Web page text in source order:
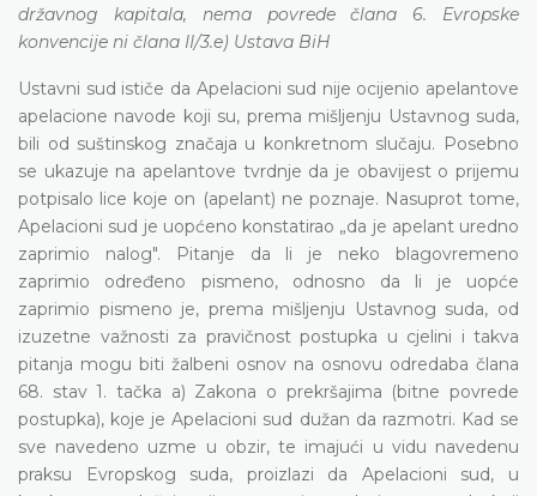
državnog kapitala, nema povrede člana 6. Evropske
konvencije ni člana II/3.e) Ustava BiH
Ustavni sud ističe da Apelacioni sud nije ocijenio apelantove
apelacione navode koji su, prema mišljenju Ustavnog suda,
bili od suštinskog značaja u konkretnom slučaju. Posebno
se ukazuje na apelantove tvrdnje da je obavijest o prijemu
potpisalo lice koje on (apelant) ne poznaje. Nasuprot tome,
Apelacioni sud je uopćeno konstatirao „da je apelant uredno
zaprimio nalog". Pitanje da li je neko blagovremeno
zaprimio određeno pismeno, odnosno da li je uopće
zaprimio pismeno je, prema mišljenju Ustavnog suda, od
izuzetne važnosti za pravičnost postupka u cjelini i takva
pitanja mogu biti žalbeni osnov na osnovu odredaba člana
68. stav 1. tačka a) Zakona o prekršajima (bitne povrede
postupka), koje je Apelacioni sud dužan da razmotri. Kad se
sve navedeno uzme u obzir, te imajući u vidu navedenu
praksu Evropskog suda, proizlazi da Apelacioni sud, u